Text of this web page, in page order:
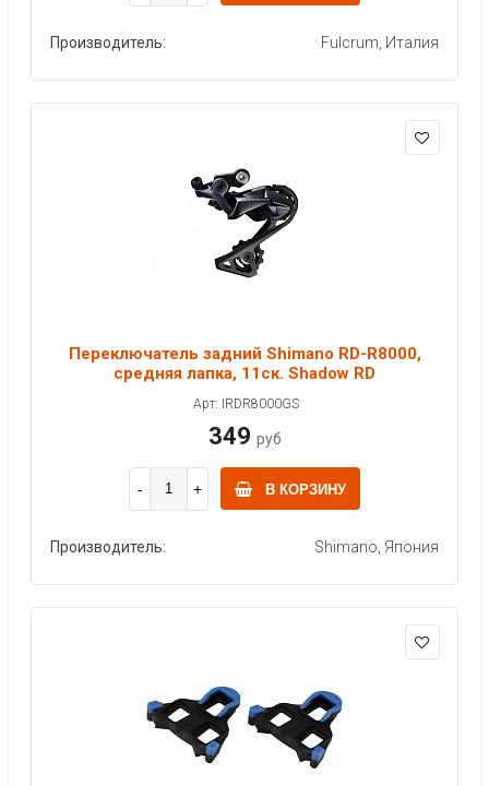
Производитель: Fulcrum, Италия
Переключатель задний Shimano RD-R8000,
средняя лапка, 11ск. Shadow RD
Арт: IRDR8000GS
349 руб
В КОРЗИНУ
Производитель: Shimano, Япония